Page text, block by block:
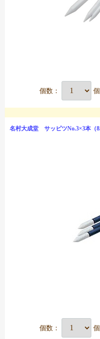
個数： 個
名村大成堂 サッピツNo.3×3本（
個数： 個